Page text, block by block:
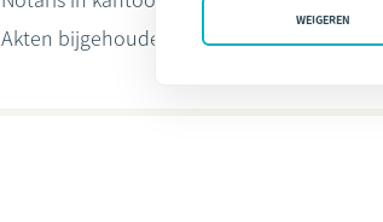
Akten bijgehouden doorCéline-Marie
WEIGEREN